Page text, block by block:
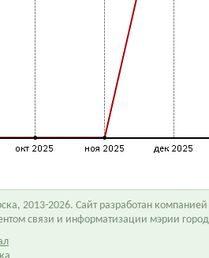
2013-2026. Сайт разработан компанией
связи и информатизации мэрии